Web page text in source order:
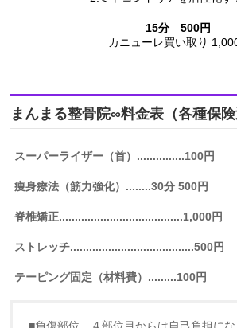
15分 500円
カニューレ買い取り
まんまる整骨院∞料金表（各種保険
スーパーライザー（首）...............100円
痩身療法（筋力強化）........30分 500円
脊椎矯正.......................................1,000円
ストレッチ.......................................500円
テーピング固定（材料費）.........100円